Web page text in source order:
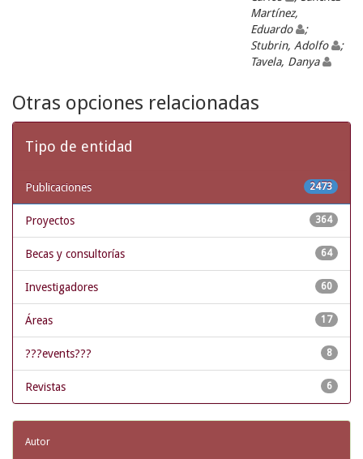
Martínez,
Eduardo
;
Stubrin, Adolfo
;
Tavela, Danya
Otras opciones relacionadas
Tipo de entidad
2473
Publicaciones
364
Proyectos
64
Becas y consultorías
60
Investigadores
17
Áreas
8
???events???
6
Revistas
Autor